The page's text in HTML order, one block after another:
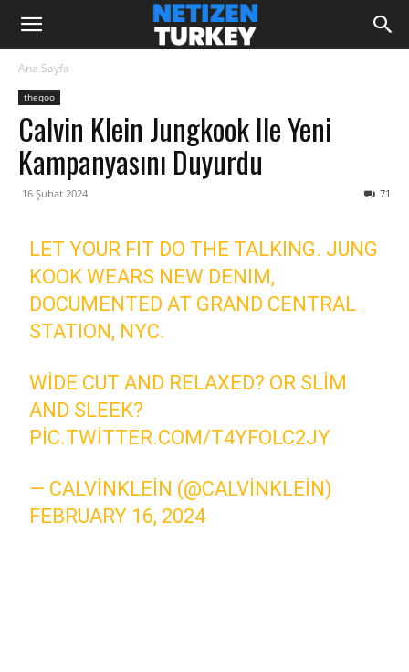
Ana Sayfa
theqoo
Calvin Klein Jungkook Ile Yeni
Kampanyasını Duyurdu
16 Şubat 2024 71
LET YOUR FIT DO THE TALKING. JUNG
KOOK WEARS NEW DENIM,
DOCUMENTED AT GRAND CENTRAL
STATION, NYC.
WIDE CUT AND RELAXED? OR SLIM
AND SLEEK?
PIC.TWITTER.COM/T4YFOLC2JY
— CALVINKLEIN (@CALVINKLEIN)
FEBRUARY 16, 2024